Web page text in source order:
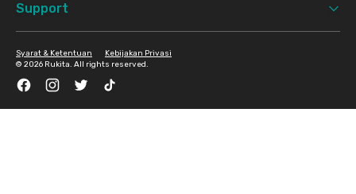
Support
© 2026 Rukita. All rights reserved.
Syarat & Ketentuan Kebijakan Privasi
FacebookInstagramTwitter TikTok